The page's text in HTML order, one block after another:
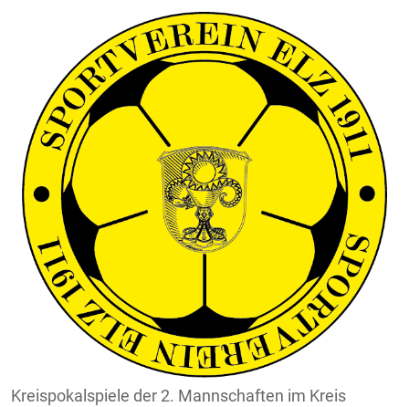
Kreispokalspiele der 2. Mannschaften im Kreis